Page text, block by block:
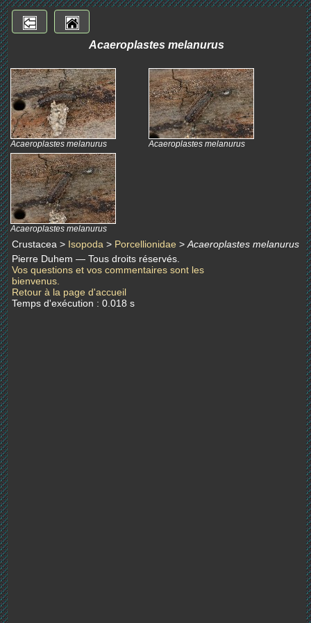
Acaeroplastes melanurus
Acaeroplastes melanurus
Acaeroplastes melanurus
Acaeroplastes melanurus
Crustacea > Isopoda > Porcellionidae > Acaeroplastes melanurus
Pierre Duhem — Tous droits réservés.
Vos questions et vos commentaires sont les
bienvenus.
Retour à la page d'accueil
Temps d'exécution : 0.018 s